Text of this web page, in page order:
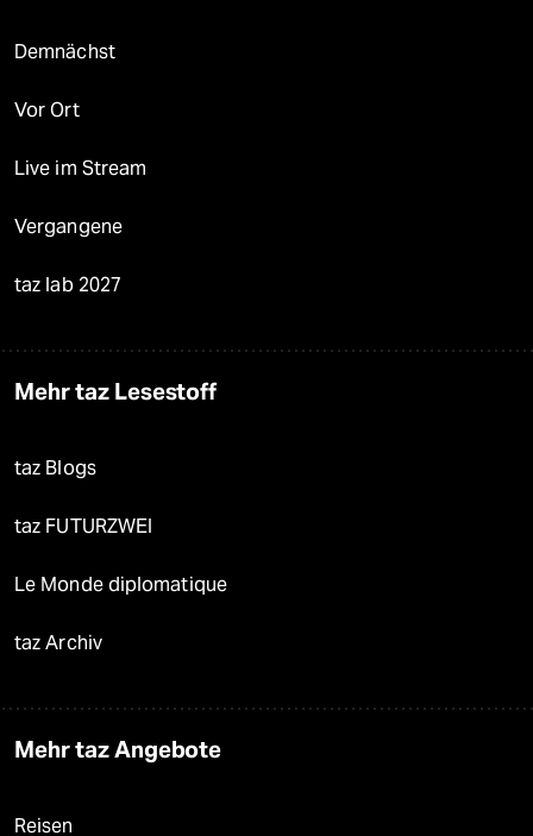
Demnächst
Vor Ort
Live im Stream
Vergangene
taz lab 2027
Mehr taz Lesestoff
taz Blogs
taz FUTURZWEI
Le Monde diplomatique
taz Archiv
Mehr taz Angebote
Reisen